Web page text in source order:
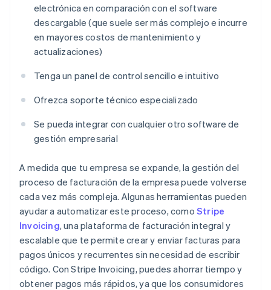
electrónica en comparación con el software
descargable (que suele ser más complejo e incurre
en mayores costos de mantenimiento y
actualizaciones)
Tenga un panel de control sencillo e intuitivo
Ofrezca soporte técnico especializado
Se pueda integrar con cualquier otro software de
gestión empresarial
A medida que tu empresa se expande, la gestión del
proceso de facturación de la empresa puede volverse
cada vez más compleja. Algunas herramientas pueden
ayudar a automatizar este proceso, como Stripe
Invoicing, una plataforma de facturación integral y
escalable que te permite crear y enviar facturas para
pagos únicos y recurrentes sin necesidad de escribir
código. Con Stripe Invoicing, puedes ahorrar tiempo y
obtener pagos más rápidos, ya que los consumidores